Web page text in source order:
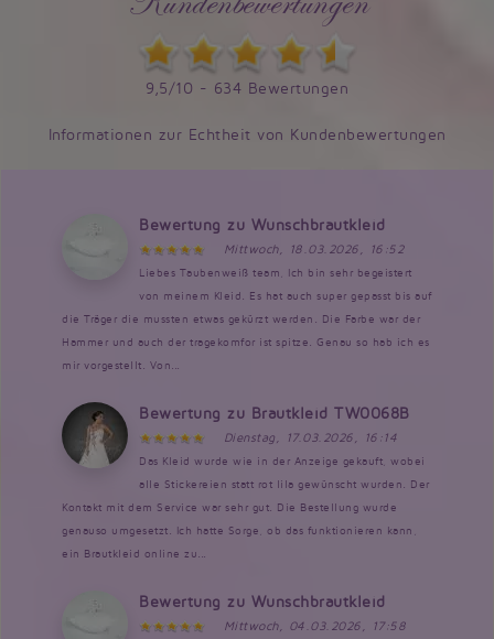
9,5/10 - 634 Bewertungen
Informationen zur Echtheit von Kundenbewertungen
Bewertung zu Wunschbrautkleid
Mittwoch, 18.03.2026, 16:52
Liebes Taubenweiß team, Ich bin sehr begeistert
von meinem Kleid. Es hat auch super gepasst bis auf
die Träger die mussten etwas gekürzt werden. Die Farbe war der
Hammer und auch der tragekomfor ist spitze. Genau so hab ich es
mir vorgestellt. Von...
Bewertung zu Brautkleid TW0068B
Dienstag, 17.03.2026, 16:14
Das Kleid wurde wie in der Anzeige gekauft, wobei
alle Stickereien statt rot lila gewünscht wurden. Der
Kontakt mit dem Service war sehr gut. Die Bestellung wurde
genauso umgesetzt. Ich hatte Sorge, ob das funktionieren kann,
ein Brautkleid online zu...
Bewertung zu Wunschbrautkleid
Mittwoch, 04.03.2026, 17:58